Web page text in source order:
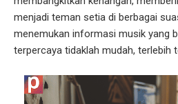
menjadi teman setia di berbagai
menemukan informasi musik yang
terpercaya tidaklah mudah, terlebih